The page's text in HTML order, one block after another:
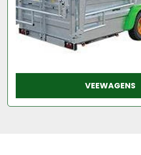
VEEWAGENS